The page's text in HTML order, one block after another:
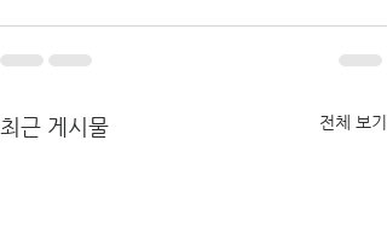
최근 게시물 전체 보기